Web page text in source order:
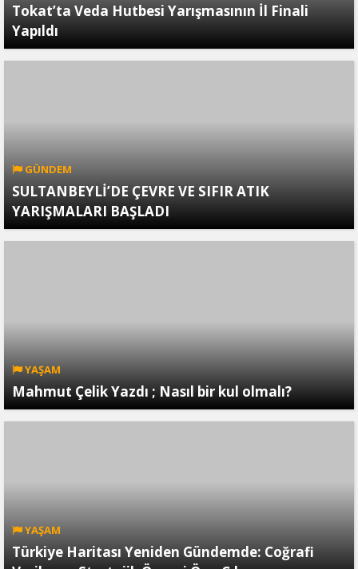
Tokat’ta Veda Hutbesi Yarışmasının İl Finali
Yapıldı
GÜNDEM
SULTANBEYLİ’DE ÇEVRE VE SIFIR ATIK
YARIŞMALARI BAŞLADI
YAŞAM
Mahmut Çelik Yazdı ; Nasıl bir kul olmalı?
YAŞAM
Türkiye Haritası Yeniden Gündemde: Coğrafi